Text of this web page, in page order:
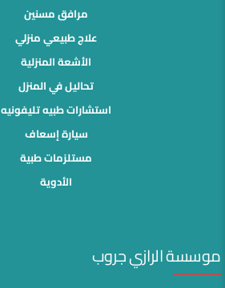
مرافق مسنين
علاج طبيعي منزلي
الأشعة المنزلية
تحاليل في المنزل
استشارات طبيه تليفونيه
سيارة إسعاف
مستلزمات طبية
الأدوية
موسسة الرازي جروب